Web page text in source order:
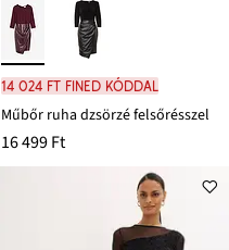
14 024 Ft FINED kóddal
Műbőr ruha dzsörzé felsőrésszel
16 499 Ft